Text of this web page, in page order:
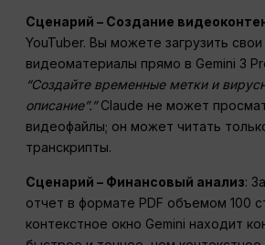
Сценарий – Создание
YouTuber. Вы можете загрузить
видеоматериалы прямо в Gemini 3
“Создайте временные метки и
описание”.”Claude не может
видеофайлы; он может читать
транскрипты.
Сценарий – Финансовый анализ:
отчет в формате PDF объемом 100
контекстное окно Gemini находит